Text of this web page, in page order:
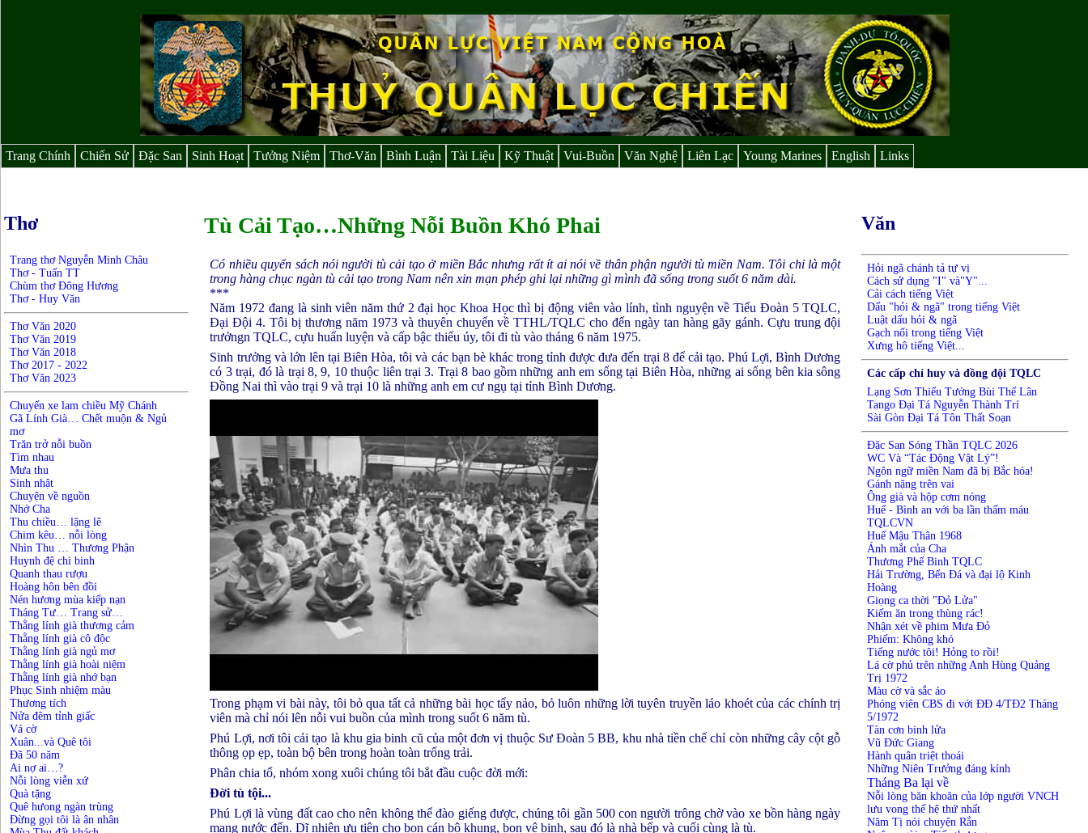
Trang Chính Chiến Sử Đặc San Sinh Hoạt Tưởng Niệm Thơ-Văn Bình Luận Tài Liệu Kỹ Thuật Vui-Buồn Văn Nghệ Liên Lạc Young Marines English Links
Thơ
Trang thơ Nguyễn Minh Châu
Thơ - Tuấn TT
Chùm thơ Đông Hương
Thơ - Huy Văn
Thơ Văn 2020
Thơ Văn 2019
Thơ Văn 2018
Thơ 2017 - 2022
Thơ Văn 2023
Chuyến xe lam chiều Mỹ Chánh
Gã Lính Già… Chết muộn & Ngủ
mơ
Trăn trở nỗi buồn
Tìm nhau
Mưa thu
Sinh nhật
Chuyện về nguồn
Nhớ Cha
Thu chiều… lặng lẽ
Chim kêu… nỗi lòng
Nhìn Thu … Thương Phận
Huynh đệ chi binh
Quanh thau rượu
Hoàng hôn bên đồi
Nén hương mùa kiếp nạn
Tháng Tư… Trang sử…
Thằng lính già thương cảm
Thằng lính già cô độc
Thằng lính già ngủ mơ
Thằng lính già hoài niệm
Thằng lính già nhớ bạn
Phục Sinh nhiệm màu
Thương tích
Nửa đêm tỉnh giấc
Vá cờ
Xuân...và Quê tôi
Đã 50 năm
Ai nợ ai…?
Nỗi lòng viễn xứ
Quà tặng
Quê hưong ngàn trùng
Đừng gọi tôi là ân nhân
Tù Cải Tạo…Những Nỗi Buồn Khó Phai
Có nhiều quyển sách nói người tù cải tạo ở miền Bắc nhưng rất ít ai nói về thân phận người tù miền Nam. Tôi chỉ là một
trong hàng chục ngàn tù cải tạo trong Nam nên xin mạn phép ghi lại những gì mình đã sống trong suốt 6 năm dài.
***
Năm 1972 đang là sinh viên năm thứ 2 đại học Khoa Học thì bị động viên vào lính, tình nguyện về Tiểu Đoàn 5 TQLC,
Đại Đội 4. Tôi bị thương năm 1973 và thuyên chuyển về TTHL/TQLC cho đến ngày tan hàng gãy gánh. Cựu trung đội
trưởngn TQLC, cựu huấn luyện và cấp bậc thiếu úy, tôi đi tù vào tháng 6 năm 1975.
Sinh trưởng và lớn lên tại Biên Hòa, tôi và các bạn bè khác trong tỉnh được đưa đến trại 8 để cải tạo. Phú Lợi, Bình Dương
có 3 trại, đó là trại 8, 9, 10 thuộc liên trại 3. Trại 8 bao gồm những anh em sống tại Biên Hòa, những ai sống bên kia sông
Đồng Nai thì vào trại 9 và trại 10 là những anh em cư ngụ tại tỉnh Bình Dương.
Trong phạm vi bài này, tôi bỏ qua tất cả những bài học tẩy nảo, bỏ luôn những lời tuyên truyền láo khoét của các chính trị
viên mà chỉ nói lên nỗi vui buồn của mình trong suốt 6 năm tù.
Phú Lợi, nơi tôi cải tạo là khu gia binh cũ của một đơn vị thuộc Sư Đoàn 5 BB, khu nhà tiền chế chỉ còn những cây cột gỗ
thông ọp ẹp, toàn bộ bên trong hoàn toàn trống trải.
Phân chia tổ, nhóm xong xuôi chúng tôi bắt đầu cuộc đời mới:
Đời tù tội...
Phú Lợi là vùng đất cao cho nên không thể đào giếng được, chúng tôi gần 500 con người trông chờ vào xe bồn hàng ngày
mang nước đến. Dĩ nhiên ưu tiên cho bọn cán bộ khung, bọn vệ binh, sau đó là nhà bếp và cuối cùng là tù.
Văn
Hỏi ngã chánh tả tự vị
Cách sử dụng "I" và"Y"...
Cải cách tiếng Việt
Dấu "hỏi & ngã" trong tiếng Việt
Luật dấu hỏi & ngã
Gạch nối trong tiếng Việt
Xưng hô tiếng Việt...
Các cấp chỉ huy và đồng đội TQLC
Lạng Sơn Thiếu Tướng Bùi Thế Lân
Tango Đại Tá Nguyễn Thành Trí
Sài Gòn Đại Tá Tôn Thất Soạn
Đặc San Sóng Thần TQLC 2026
WC Và “Tác Động Vật Lý”!
Ngôn ngữ miền Nam đã bị Bắc hóa!
Gánh nặng trên vai
Ông già và hộp cơm nóng
Huế - Bình an với ba lần thấm máu
TQLCVN
Huế Mậu Thân 1968
Ánh mắt của Cha
Thương Phế Binh TQLC
Hải Trường, Bến Đá và đại lộ Kinh
Hoàng
Giọng ca thời "Đỏ Lửa"
Kiếm ăn trong thùng rác!
Nhận xét về phim Mưa Đỏ
Phiếm: Không khó
Tiếng nước tôi! Hỏng to rồi!
Lá cờ phủ trên những Anh Hùng Quảng
Trị 1972
Màu cờ và sắc áo
Phóng viên CBS đi với ĐĐ 4/TĐ2 Tháng
5/1972
Tàn cơn binh lửa
Vũ Đức Giang
Hành quân triệt thoái
Những Niên Trưởng đáng kính
Tháng Ba lại về
Nỗi lòng băn khoăn của lớp người VNCH
lưu vong thế hệ thứ nhất
Năm Tị nói chuyện Rắn